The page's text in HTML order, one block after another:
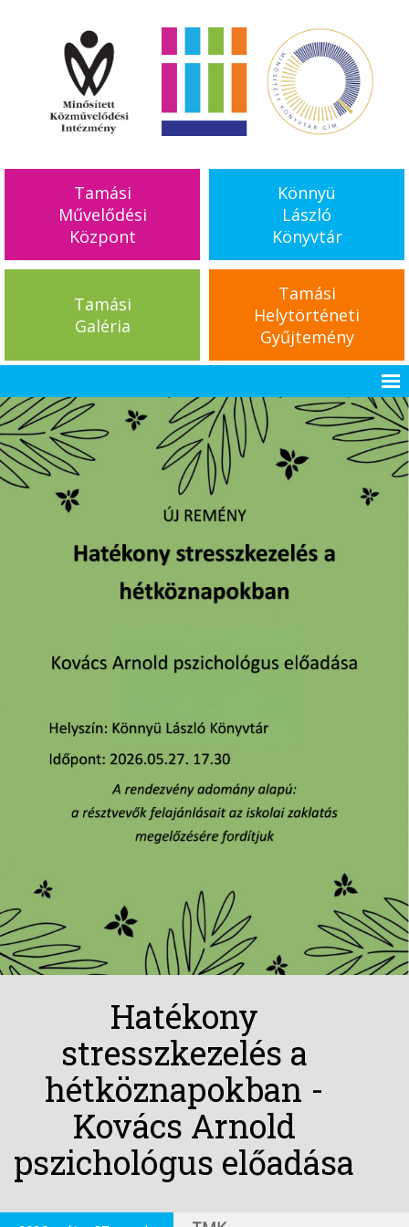
Tamási
Művelődési
Központ
Könnyü
László
Könyvtár
Tamási
Galéria
Tamási
Helytörténeti
Gyűjtemény
Hatékony
stresszkezelés a
hétköznapokban -
Kovács Arnold
pszichológus előadása